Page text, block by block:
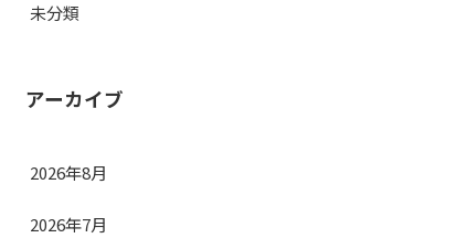
未分類
アーカイブ
2026年8月
2026年7月